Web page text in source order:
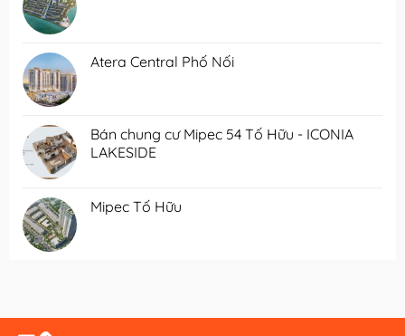
Atera Central Phố Nối
Bán chung cư Mipec 54 Tố Hữu - ICONIA
LAKESIDE
Mipec Tố Hữu